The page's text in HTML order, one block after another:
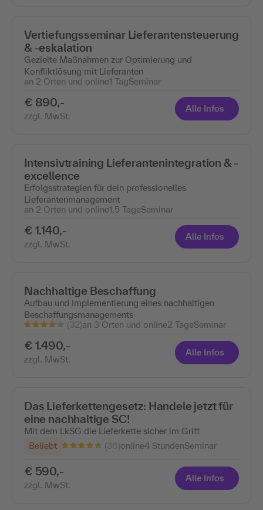
Vertiefungsseminar Lieferantensteuerung
& -eskalation
Gezielte Maßnahmen zur Optimierung und
Konfliktlösung mit Lieferanten
an 2 Orten und online1 TagSeminar
€ 890,-
zzgl. MwSt.
Alle Infos
Intensivtraining Lieferantenintegration & -
excellence
Erfolgsstrategien für dein professionelles
Lieferantenmanagement
an 2 Orten und online1,5 TageSeminar
€ 1.140,-
zzgl. MwSt.
Alle Infos
Nachhaltige Beschaffung
Aufbau und Implementierung eines nachhaltigen
Beschaffungsmanagements
(32)an 3 Orten und online2 TageSeminar
€ 1.490,-
zzgl. MwSt.
Alle Infos
Das Lieferkettengesetz: Handele jetzt für
eine nachhaltige SC!
Mit dem LkSG die Lieferkette sicher im Griff
Beliebt
(36)online4 StundenSeminar
€ 590,-
zzgl. MwSt.
Alle Infos